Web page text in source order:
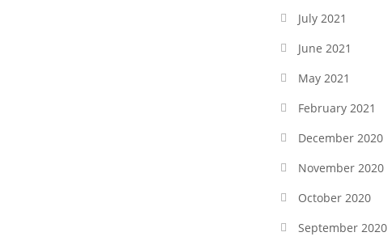
July 2021
June 2021
May 2021
February 2021
December 2020
November 2020
October 2020
September 2020